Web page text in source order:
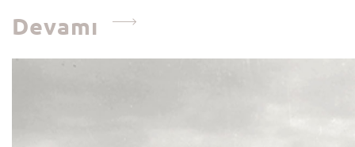
Devamı